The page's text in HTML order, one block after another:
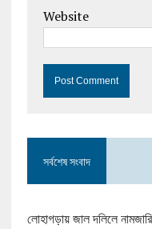
Website
সর্বশেষ সংবাদ
লোহাগড়ায় জাল দলিলে